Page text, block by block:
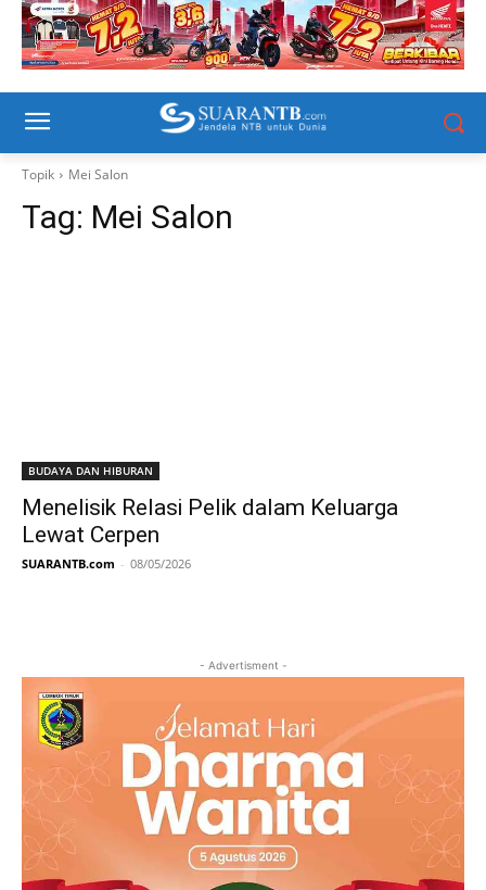
Topik Mei Salon
Tag: Mei Salon
BUDAYA DAN HIBURAN
Menelisik Relasi Pelik dalam Keluarga
Lewat Cerpen
SUARANTB.com - 08/05/2026
- Advertisment -